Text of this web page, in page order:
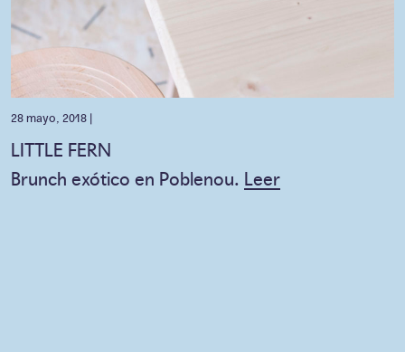
28 mayo, 2018 |
LITTLE FERN
Brunch exótico en Poblenou. Leer